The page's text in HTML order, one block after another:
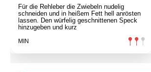
Für die Rehleber die Zwiebeln nudelig
schneiden und in heißem Fett hell anrösten
lassen. Den würfelig geschnittenen Speck
hinzugeben und kurz
MIN